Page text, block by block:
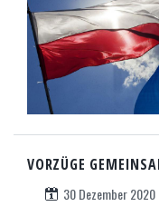
VORZÜGE
30 Dezember 2020